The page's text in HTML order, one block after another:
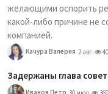
желающими оспорить
какой-либо причине не
компанией.
Качура Валерия 2 авг
Задержаны глава
Иванов Петр